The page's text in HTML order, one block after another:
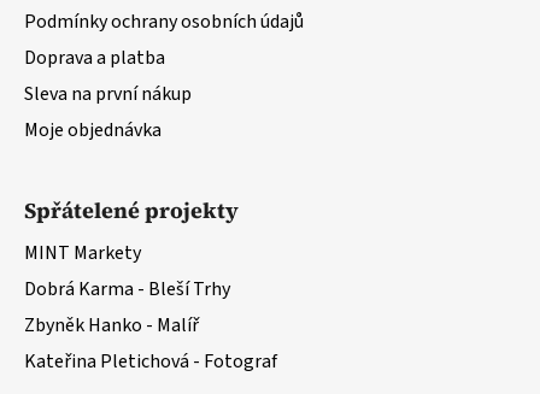
Podmínky ochrany osobních údajů
Doprava a platba
Sleva na první nákup
Moje objednávka
Spřátelené projekty
MINT Markety
Dobrá Karma - Bleší Trhy
Zbyněk Hanko - Malíř
Kateřina Pletichová - Fotograf